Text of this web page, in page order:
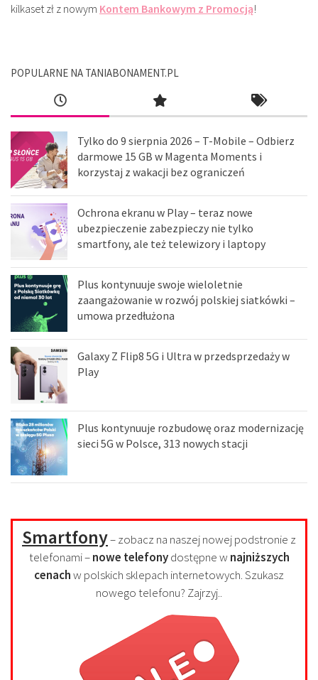
kilkaset zł z nowym Kontem Bankowym z Promocją!
POPULARNE NA TANIABONAMENT.PL
Tylko do 9 sierpnia 2026 – T-Mobile – Odbierz
darmowe 15 GB w Magenta Moments i
korzystaj z wakacji bez ograniczeń
Ochrona ekranu w Play – teraz nowe
ubezpieczenie zabezpieczy nie tylko
smartfony, ale też telewizory i laptopy
Plus kontynuuje swoje wieloletnie
zaangażowanie w rozwój polskiej siatkówki –
umowa przedłużona
Galaxy Z Flip8 5G i Ultra w przedsprzedaży w
Play
Plus kontynuuje rozbudowę oraz modernizację
sieci 5G w Polsce, 313 nowych stacji
Smartfony– zobacz na naszej nowej podstronie z
telefonami –nowe telefonydostępne w najniższych
cenachw polskich sklepach internetowych. Szukasz
nowego telefonu? Zajrzyj..